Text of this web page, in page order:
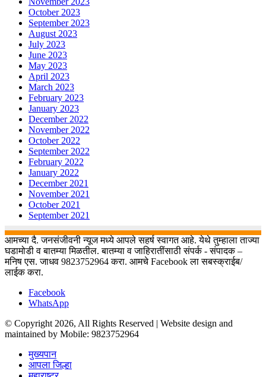
October 2023
September 2023
August 2023
July 2023
June 2023
May 2023
April 2023
March 2023
February 2023
January 2023
December 2022
November 2022
October 2022
September 2022
February 2022
January 2022
December 2021
November 2021
October 2021
September 2021
आमच्या दै. जनसंजीवनी न्यूज मध्ये आपले सहर्ष स्वागत आहे. येथे तुम्हाला ताज्या
घडामोडी व बातम्या मिळतील. बातम्या व जाहिरातींसाठी संपर्क - संपादक –
मनिष एस. जाधव 9823752964 करा. आमचे Facebook ला सबस्क्राईब/
लाईक करा.
Facebook
WhatsApp
© Copyright 2026, All Rights Reserved | Website design and
maintained by Mobile: 9823752964
मुख्यपान
आपला जिल्हा